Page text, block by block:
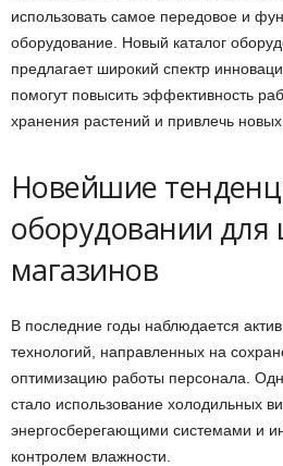
использовать самое передовое и
оборудование. Новый каталог
предлагает широкий спектр
помогут повысить эффективность
хранения растений и привлечь новых
Новейшие
оборудовании для
магазинов
В последние годы наблюдается
технологий, направленных на
оптимизацию работы персонала.
стало использование холодильных
энергосберегающими системами и
контролем влажности.